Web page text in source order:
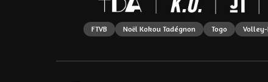
FTVB Noël Kokou Tadégnon Togo